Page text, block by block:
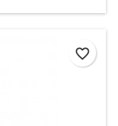
favorite_border